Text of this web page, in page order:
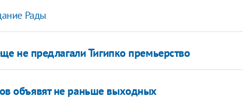
Рады
не предлагали Тигипко премьерство
объявят не раньше выходных